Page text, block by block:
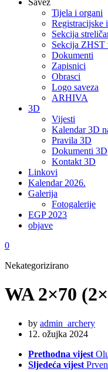
Savez
Tijela i organi
Registracijske
Sekcija
Sekcija ZHST
Dokumenti
Zapisnici
Obrasci
Logo saveza
ARHIVA
3D
Vijesti
Kalendar 3D
Pravila 3D
Dokumenti 3D
Kontakt 3D
Linkovi
Kalendar 2026.
Galerija
Fotogalerije
EGP 2023
objave
0
Nekategorizirano
WA 2×70
by admin_archery
12. ožujka 2024
Prethodna vijest
Sljedeća vijest